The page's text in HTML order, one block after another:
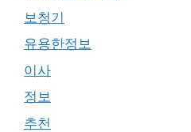
보청기
유용한정보
이사
정보
추천